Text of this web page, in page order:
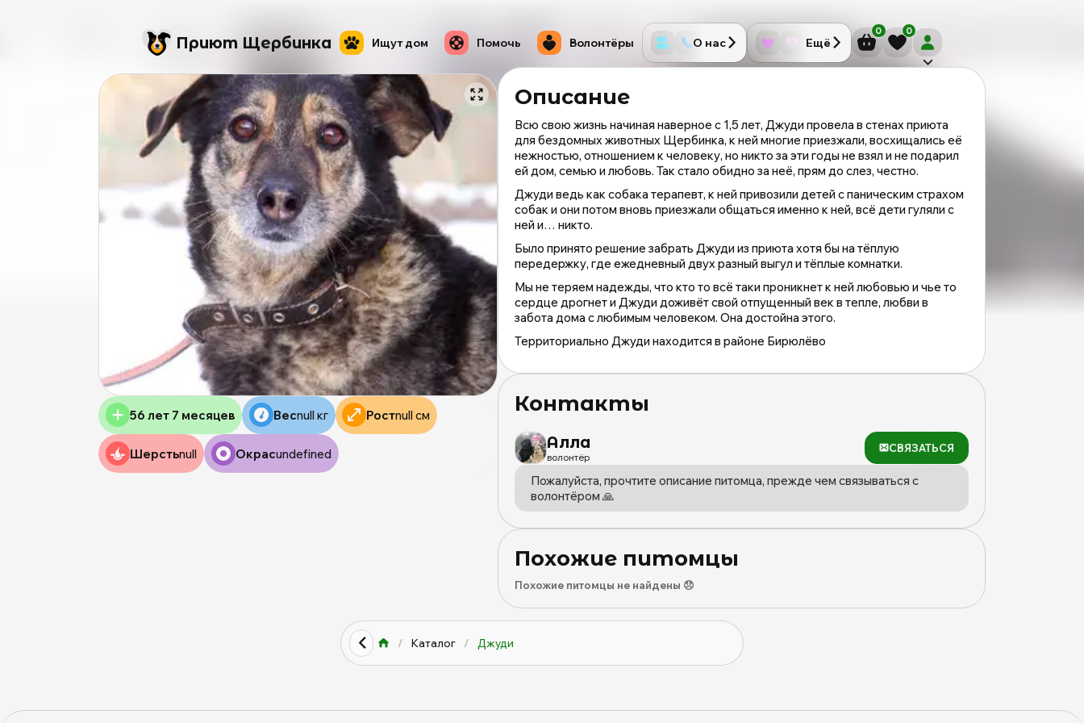
Приют Щербинка
0 0
Ищут дом Помочь Волонтёры О нас Ещё
/ Каталог / Джуди
Описание
Всю свою жизнь начиная наверное с 1,5 лет, Джуди провела в стенах приюта
для бездомных животных Щербинка, к ней многие приезжали, восхищались её
нежностью, отношением к человеку, но никто за эти годы не взял и не подарил
ей дом, семью и любовь. Так стало обидно за неё, прям до слез, честно.
Джуди ведь как собака терапевт, к ней привозили детей с паническим страхом
собак и они потом вновь приезжали общаться именно к ней, всё дети гуляли с
ней и… никто.
Было принято решение забрать Джуди из приюта хотя бы на тёплую
передержку, где ежедневный двух разный выгул и тёплые комнатки.
Мы не теряем надежды, что кто то всё таки проникнет к ней любовью и чье то
сердце дрогнет и Джуди доживёт свой отпущенный век в тепле, любви в
забота дома с любимым человеком. Она достойна этого.
Территориально Джуди находится в районе Бирюлёво
Контакты
Алла
волонтёр
СВЯЗАТЬСЯ
Пожалуйста, прочтите описание питомца, прежде чем связываться с
волонтёром 🙏
Похожие питомцы
Похожие питомцы не найдены 😞
СОБАКА
ДЖУДИ
приюта
для
бездомных
животных,
Москва
Московская
область
mospriut
56 лет 7 месяцев Весnull кг Ростnull см
Шерстьnull Окрасundefined